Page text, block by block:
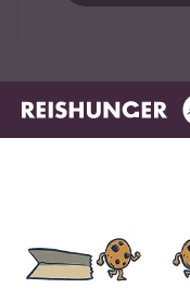
Hilfreichste Neueste
Tolle Größe, ich